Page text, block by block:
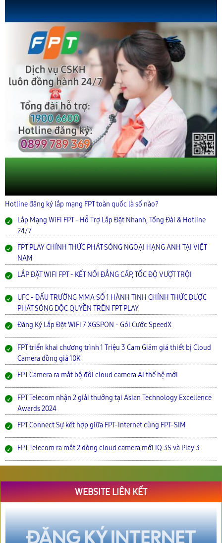
Hotline đăng ký lắp mạng FPT toàn quốc là số nào?
Lắp Mạng WiFi FPT - Hỗ Trợ Lắp Đặt Nhanh, Tổng Đài & Hotline
24/7
FPT PLAY CHÍNH THỨC PHÁT SÓNG NGOẠI HẠNG ANH TẠI VIỆT
NAM
LẮP ĐẶT WIFI FPT - KẾT NỐI ĐẲNG CẤP, TỐC ĐỘ VƯỢT TRỘI
UFC - ĐẤU TRƯỜNG MMA SỐ 1 HÀNH TINH CHÍNH THỨC ĐƯỢC
PHÁT SÓNG ĐỘC QUYỀN TRÊN FPT PLAY
Đăng Ký Lắp Đặt WiFi 7 XGSPON - Gói Cước SpeedX
FPT triển khai chương trình 1 Triệu 3 Cam Giảm giá thiết bị Cloud
Camera đồng giá 10K
FPT Camera ra mắt bộ đôi cloud camera AI thế hệ mới
FPT Telecom nhận 2 giải thưởng tại Asian Technology Excellence
Awards 2024
FPT Connect Sự kết hợp giữa FPT-Internet cùng FPT-SIM
FPT Telecom ra mắt 2 dòng cloud camera mới IQ 3S và Play 3
WEBSITE LIÊN KẾT